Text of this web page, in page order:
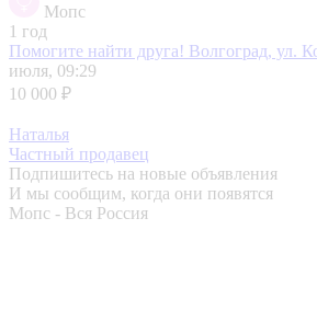
Мопс
1 год
Помогите найти друга! Волгоград, ул.
июля, 09:29
10 000 ₽
Наталья
Частный продавец
Подпишитесь на новые объявления
И мы сообщим, когда они появятся
Мопс - Вся Россия